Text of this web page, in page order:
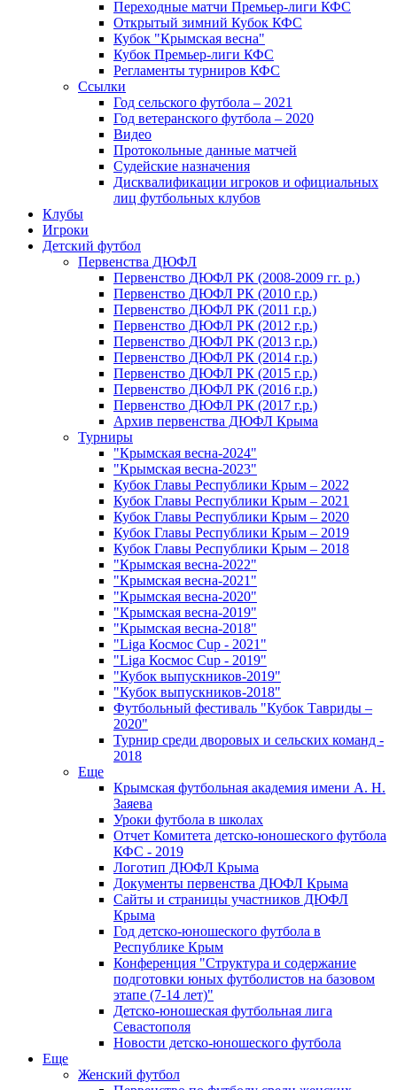
Переходные матчи Премьер-лиги КФС
Открытый зимний Кубок КФС
Кубок "Крымская весна"
Кубок Премьер-лиги КФС
Регламенты турниров КФС
Ссылки
Год сельского футбола – 2021
Год ветеранского футбола – 2020
Видео
Протокольные данные матчей
Судейские назначения
Дисквалификации игроков и официальных
лиц футбольных клубов
Клубы
Игроки
Детский футбол
Первенства ДЮФЛ
Первенство ДЮФЛ РК (2008-2009 гг. р.)
Первенство ДЮФЛ РК (2010 г.р.)
Первенство ДЮФЛ РК (2011 г.р.)
Первенство ДЮФЛ РК (2012 г.р.)
Первенство ДЮФЛ РК (2013 г.р.)
Первенство ДЮФЛ РК (2014 г.р.)
Первенство ДЮФЛ РК (2015 г.р.)
Первенство ДЮФЛ РК (2016 г.р.)
Первенство ДЮФЛ РК (2017 г.р.)
Архив первенства ДЮФЛ Крыма
Турниры
"Крымская весна-2024"
"Крымская весна-2023"
Кубок Главы Республики Крым – 2022
Кубок Главы Республики Крым – 2021
Кубок Главы Республики Крым – 2020
Кубок Главы Республики Крым – 2019
Кубок Главы Республики Крым – 2018
"Крымская весна-2022"
"Крымская весна-2021"
"Крымская весна-2020"
"Крымская весна-2019"
"Крымская весна-2018"
"Liga Космос Cup - 2021"
"Liga Космос Cup - 2019"
"Кубок выпускников-2019"
"Кубок выпускников-2018"
Футбольный фестиваль "Кубок Тавриды –
2020"
Турнир среди дворовых и сельских команд -
2018
Еще
Крымская футбольная академия имени А. Н.
Заяева
Уроки футбола в школах
Отчет Комитета детско-юношеского футбола
КФС - 2019
Логотип ДЮФЛ Крыма
Документы первенства ДЮФЛ Крыма
Сайты и страницы участников ДЮФЛ
Крыма
Год детско-юношеского футбола в
Республике Крым
Конференция "Структура и содержание
подготовки юных футболистов на базовом
этапе (7-14 лет)"
Детско-юношеская футбольная лига
Севастополя
Новости детско-юношеского футбола
Еще
Женский футбол